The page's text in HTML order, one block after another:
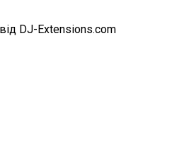
від DJ-Extensions.com